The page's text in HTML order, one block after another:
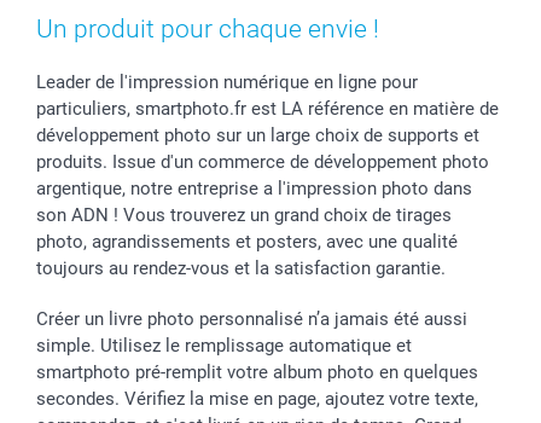
Un produit pour chaque envie !
Leader de l'impression numérique en ligne pour
particuliers, smartphoto.fr est LA référence en matière de
développement photo sur un large choix de supports et
produits. Issue d'un commerce de développement photo
argentique, notre entreprise a l'impression photo dans
son ADN ! Vous trouverez un grand choix de tirages
photo, agrandissements et posters, avec une qualité
toujours au rendez-vous et la satisfaction garantie.
Créer un livre photo personnalisé n’a jamais été aussi
simple. Utilisez le remplissage automatique et
smartphoto pré-remplit votre album photo en quelques
secondes. Vérifiez la mise en page, ajoutez votre texte,